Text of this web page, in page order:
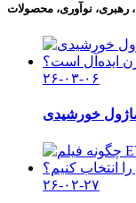
رهبری، نوآوری، محصولات
۲۶-۰۳-۰۶
۲۶-۰۲-۲۷